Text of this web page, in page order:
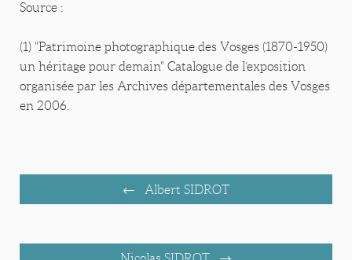
Source :
(1) "Patrimoine photographique des Vosges (1870-1950)
un héritage pour demain" Catalogue de l’exposition
organisée par les Archives départementales des Vosges
en 2006.
Albert SIDROT